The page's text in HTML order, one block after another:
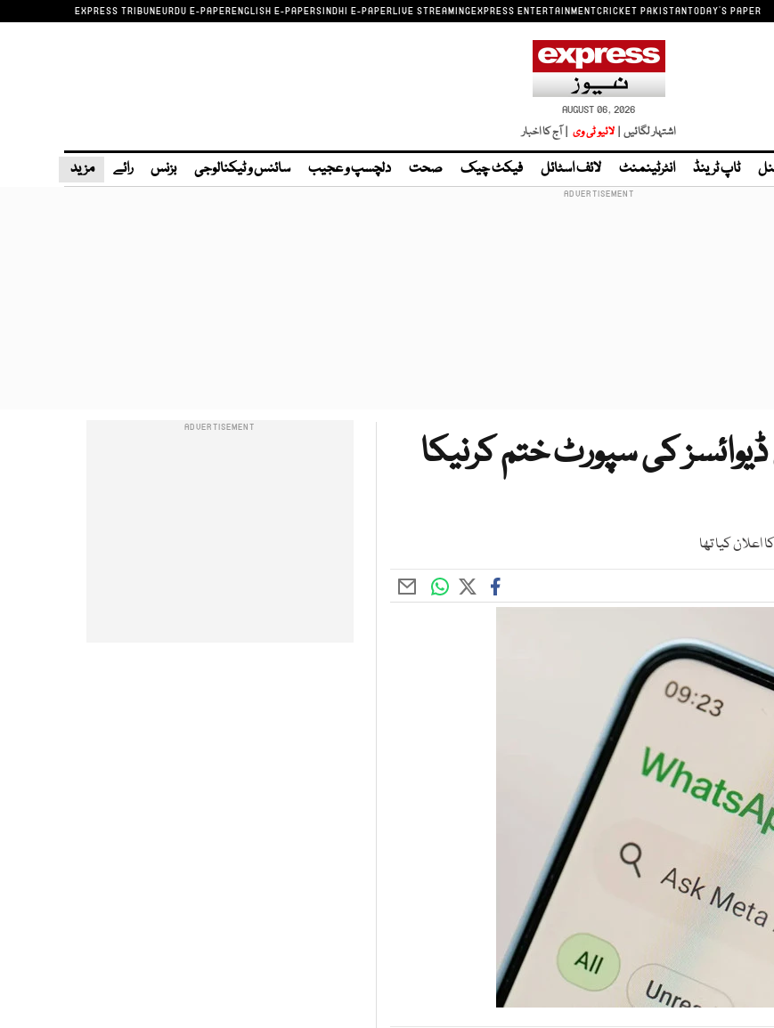
EXPRESS TRIBUNEURDU E-PAPERENGLISH E-PAPERSINDHI E-PAPERLIVE STREAMINGEXPRESS ENTERTAINMENTCRICKET PAKISTANTODAY'S PAPER
AUGUST 06, 2026
اشتہار لگائیں | لائیو ٹی وی | آج کا اخبار
ٹاپ ٹرینڈ انٹرٹینمنٹ لائف اسٹائل فیکٹ چیک صحت دلچسپ و عجیب سائنس و ٹیکنالوجی بزنس رائے مزید
کی سپورٹ ختم کرنیکا
کیا تھا